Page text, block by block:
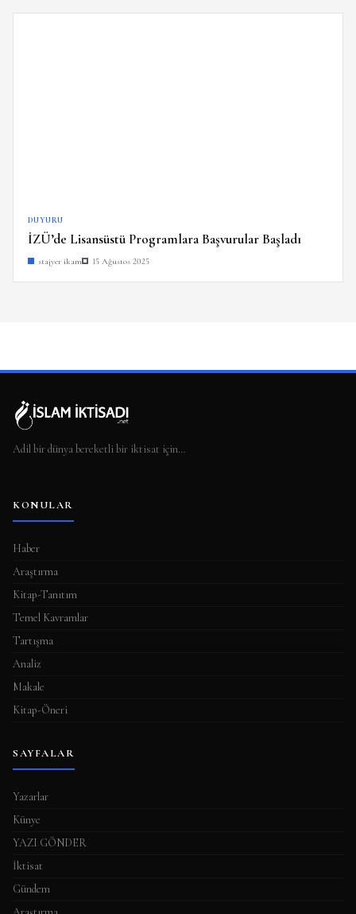
DUYURU
İZÜ’de Lisansüstü Programlara Başvurular Başladı
stajyer ikam 15 Ağustos 2025
Adil bir dünya bereketli bir iktisat için…
KONULAR
Haber
Araştırma
Kitap-Tanıtım
Temel Kavramlar
Tartışma
Analiz
Makale
Kitap-Öneri
SAYFALAR
Yazarlar
Künye
YAZI GÖNDER
İktisat
Gündem